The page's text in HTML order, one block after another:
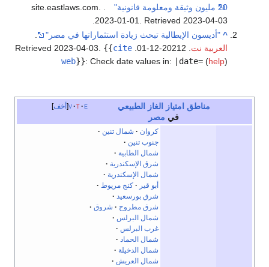
20 مليون وثيقة ومعلومة قانونية"
. site.eastlaws.com.
2023-01-01. Retrieved2023-04-03
.
^ "أديسون الإيطالية تبحث زيادة استثماراتها في مصر"
العربية نت
. Retrieved
2023-04-03 {{cite
web}}:Check date values in: |date= (help)
أخف v t e مناطق امتياز
الغاز الطبيعي
في مصر
كروان
شمال تنين
جنوب تنين
شمال الطابية
شرق الإسكندرية
شمال الإسكندرية
أبو قير
كنج مريوط
شرق بورسعيد
شرق مطروح
شروق
شمال البرلس
غرب البرلس
شمال الحماد
شمال الدخيلة
شمال العريش